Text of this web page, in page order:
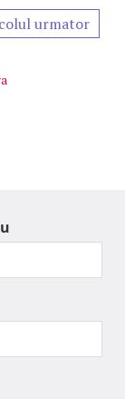
urmator